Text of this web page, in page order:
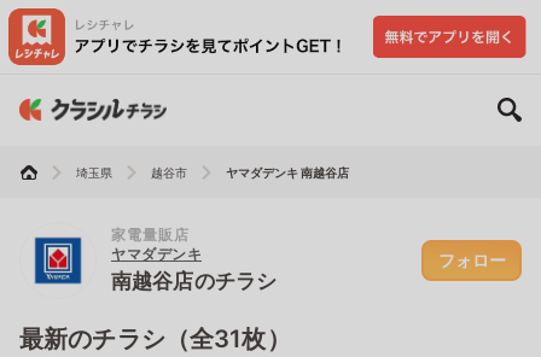
埼玉県 越谷市 ヤマダデンキ 南越谷店
家電量販店
ヤマダデンキ
南越谷店のチラシ
フォロー
最新のチラシ（全31枚）